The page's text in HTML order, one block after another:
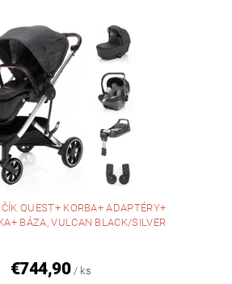
QUEST+ KORBA+ ADAPTÉRY+
BÁZA, VULCAN BLACK/SILVER
€744,90 / ks